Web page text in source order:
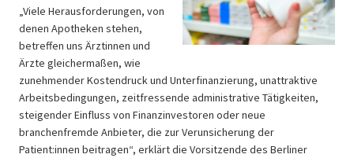
„Viele Herausforderungen, von
denen Apotheken stehen,
betreffen uns Ärztinnen und
Ärzte gleichermaßen, wie
zunehmender Kostendruck und Unterfinanzierung, unattraktive
Arbeitsbedingungen, zeitfressende administrative Tätigkeiten,
steigender Einfluss von Finanzinvestoren oder neue
branchenfremde Anbieter, die zur Verunsicherung der
Patient:innen beitragen“, erklärt die Vorsitzende des Berliner